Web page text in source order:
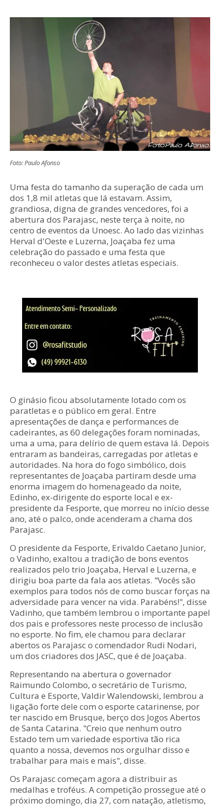
Foto: Paulo Afonso
Uma festa do tamanho da superação de cada um
dos 1,8 mil atletas que lá estavam. Assim,
grandiosa, digna de grandes vencedores, foi a
abertura dos Parajasc, neste terça à noite, no
centro de eventos da Unoesc. Ao lado das vizinhas
Herval d'Oeste e Luzerna, Joaçaba fez uma
celebração do passado e uma festa que
reconheceu o valor destes atletas especiais.
O ginásio ficou absolutamente lotado com os
paratletas e o público em geral. Entre
apresentações de dança e performances de
cadeirantes, as 60 delegações foram nominadas,
uma a uma, para delírio de quem estava lá. Depois
entraram as bandeiras, carregadas por atletas e
autoridades. Na hora do fogo simbólico, dois
representantes de Joaçaba partiram desde uma
enorma imagem do homenageado da noite,
Edinho, ex-dirigente do esporte local e ex-
presidente da Fesporte, que morreu no início desse
ano, até o palco, onde acenderam a chama dos
Parajasc.
O presidente da Fesporte, Erivaldo Caetano Junior,
o Vadinho, exaltou a tradição de bons eventos
realizados pelo trio Joaçaba, Herval e Luzerna, e
dirigiu boa parte da fala aos atletas. "Vocês são
exemplos para todos nós de como buscar forças na
adversidade para vencer na vida. Parabéns!", disse
Vadinho, que também lembrou o importante papel
dos pais e professores neste processo de inclusão
no esporte. No fim, ele chamou para declarar
abertos os Parajasc o comendador Rudi Nodari,
um dos criadores dos JASC, que é de Joaçaba.
Representando na abertura o governador
Raimundo Colombo, o secretário de Turismo,
Cultura e Esporte, Valdir Walendowski, lembrou a
ligação forte dele com o esporte catarinense, por
ter nascido em Brusque, berço dos Jogos Abertos
de Santa Catarina. "Creio que nenhum outro
Estado tem um variedade esportiva tão rica
quanto a nossa, devemos nos orgulhar disso e
trabalhar para mais e mais", disse.
Os Parajasc começam agora a distribuir as
medalhas e troféus. A competição prossegue até o
próximo domingo, dia 27, com natação, atletismo,